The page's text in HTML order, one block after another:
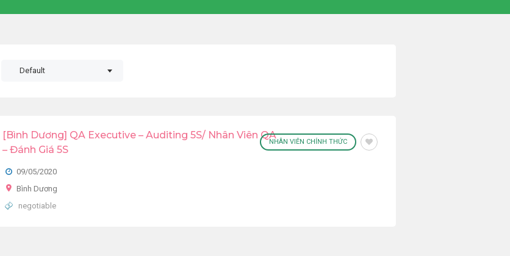
Default
[Bình Dương] QA Executive – Auditing 5S/ Nhân Viên QA
– Đánh Giá 5S
09/05/2020
Bình Dương
negotiable
NHÂN VIÊN CHÍNH THỨC